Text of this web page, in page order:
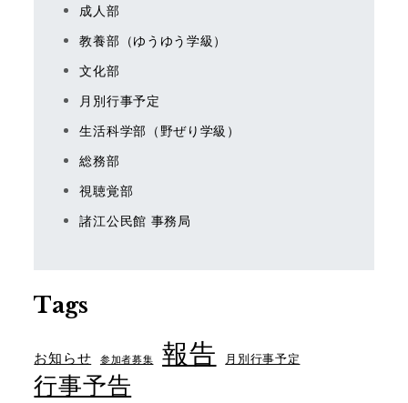
成人部
教養部（ゆうゆう学級）
文化部
月別行事予定
生活科学部（野ぜり学級）
総務部
視聴覚部
諸江公民館 事務局
Tags
お知らせ 参加者募集 報告 月別行事予定
行事予告